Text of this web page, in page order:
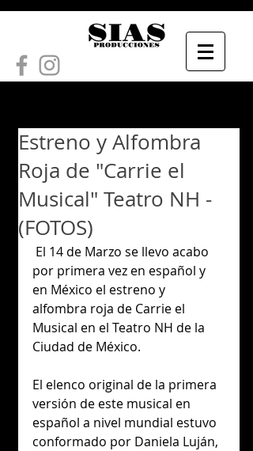
Estreno y Alfombra
Roja de "Carrie el
Musical" Teatro NH -
(FOTOS)
por primera vez en español y
en México el estreno y
alfombra roja de Carrie el
Musical en el Teatro NH de la
Ciudad de México.
El elenco original de la primera
versión de este musical en
español a nivel mundial estuvo
conformado por Daniela Luján,